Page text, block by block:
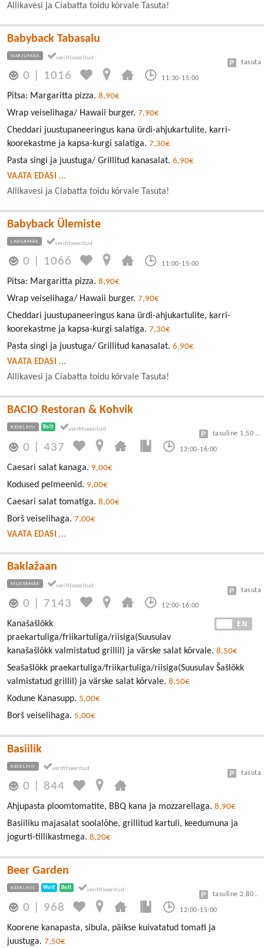
Allikavesi ja Ciabatta toidu kõrvale Tasuta!
Babyback Tabasalu
HARJUMAA
0 1016 11:30-15:00
tasuta
Pitsa: Margaritta pizza. 8,90€
Wrap veiselihaga/ Hawaii burger. 7,90€
Cheddari juustupaneeringus kana ürdi-ahjukartulite, karri-
koorekastme ja kapsa-kurgi salatiga. 7,30€
Pasta singi ja juustuga/ Grillitud kanasalat. 6,90€
VAATA EDASI ...
Allikavesi ja Ciabatta toidu kõrvale Tasuta!
Babyback Ülemiste
LASNAMÄE
0 1066 11:00-15:00
Pitsa: Margaritta pizza. 8,90€
Wrap veiselihaga/ Hawaii burger. 7,90€
Cheddari juustupaneeringus kana ürdi-ahjukartulite, karri-
koorekastme ja kapsa-kurgi salatiga. 7,30€
Pasta singi ja juustuga/ Grillitud kanasalat. 6,90€
VAATA EDASI ...
Allikavesi ja Ciabatta toidu kõrvale Tasuta!
BACIO Restoran & Kohvik
KESKLINN Bolt
0 |437 12:00-16:00
tasuline 1,50 eur/h
Caesari salat kanaga. 9,00€
Kodused pelmeenid. 9,00€
Caesari salat tomatiga. 8,00€
Borš veiselihaga. 7,00€
VAATA EDASI ...
Baklažaan
MUSTAMÄE
0 7143 12:00-16:00
tasuta
EN
Kanašašlǒkk
praekartuliga/friikartuliga/riisiga(Suusulav
kanašašlõkk valmistatud grillil) ja värske salat kõrvale. 8,50€
Seašašlõkk praekartuliga/friikartuliga/riisiga(Suusulav Šašlõkk
valmistatud grillil) ja värske salat kõrvale. 8,50€
Kodune Kanasupp. 5,00€
Borš veiselihaga. 5,00€
Basiilik
KESKLINN
0 844
tasuta
Ahjupasta ploomtomatite, BBQ kana ja mozzarellaga. 8,90€
Basiiliku majasalat soolalõhe, grillitud kartuli, keedumuna ja
jogurti-tillikastmega. 8,20€
Beer Garden
KESKLINN Wolt Bolt
0 968 12:00-15:00
tasuline 2,80/30min
Koorene kanapasta, sibula, päikse kuivatatud tomati ja
juustuga. 7,50€